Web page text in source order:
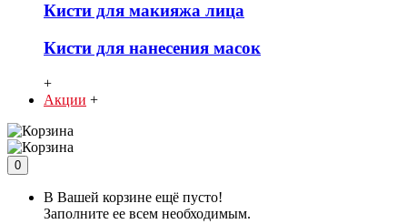
Кисти для макияжа лица
Кисти для нанесения масок
+
Акции +
0
В Вашей корзине ещё пусто!
Заполните ее всем необходимым.